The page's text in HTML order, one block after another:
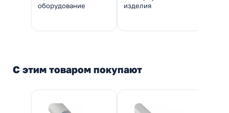
оборудование
изделия
С этим товаром покупают